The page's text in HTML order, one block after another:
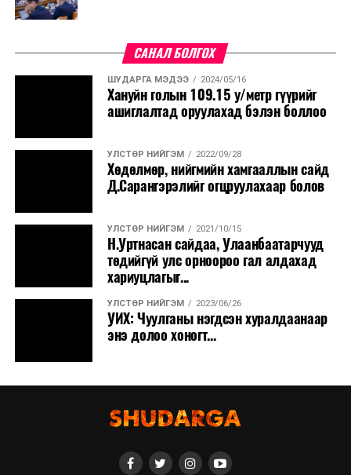
САНАЛ БОЛГОХ
ШУДАРГА МЭДЭЭ 2024/05/16
Хануйн голын 109.15 у/метр гүүрийг
ашиглалтад оруулахад бэлэн боллоо
УЛСТӨР НИЙГЭМ 2022/09/28
Хөдөлмөр, нийгмийн хамгааллын сайд
Д.Сарангэрэлийг огцруулахаар болов
УЛСТӨР НИЙГЭМ 2021/10/15
Н.Уртнасан сайдаа, Улаанбаатарчууд
төдийгүй улс орноороо гал алдахад
хариуцлагыг...
УЛСТӨР НИЙГЭМ 2023/06/26
УИХ: Чуулганы нэгдсэн хуралдаанаар
энэ долоо хоногт...